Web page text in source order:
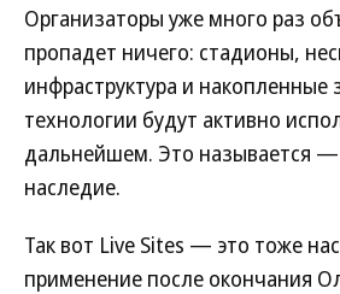
Организаторы уже много раз
пропадет ничего: стадионы,
инфраструктура и накопленные
технологии будут активно
дальнейшем. Это называется
наследие.
Так вот Live Sites — это тоже
применение после окончания